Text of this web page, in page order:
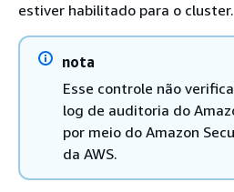
estiver habilitado para o cluster.
nota
Esse controle não
log de auditoria do
por meio do Amazon
da AWS.